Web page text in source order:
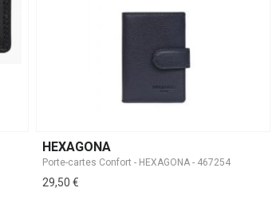
HEXAGONA
Porte-cartes Confort - HEXAGONA - 467254
29,50 €